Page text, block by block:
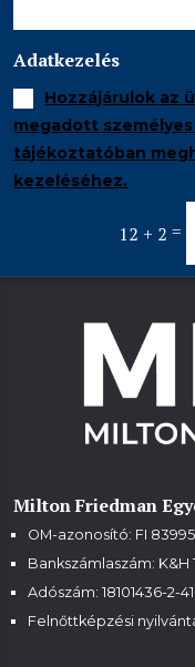
Adatkezelés
Hozzájárulok az
megadott
tájékoztatóban
kezeléséhez.
12 + 2 =
Milton Friedman
OM-azonosító: FI 83995
Bankszámlaszám: K&H
Adószám: 18101436-2-41
Felnőttképzési